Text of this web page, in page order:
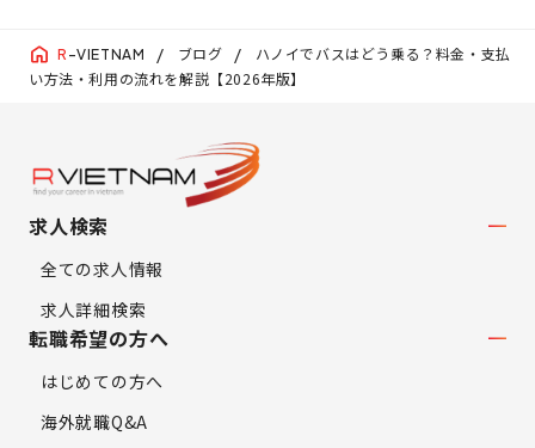
R -VIETNAM ブログ
ハノイでバスはどう乗る？料金・支払
い方法・利用の流れを解説【2026年版】
求人検索
全ての求人情報
求人詳細検索
転職希望の方へ
はじめての方へ
海外就職Q&A